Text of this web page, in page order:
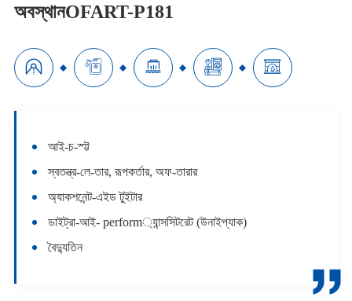
অবস্থানOFART-P181
    
আই-চ-স্ট্ট
স্বতন্ত্র-লে-তার, রূপকর্তার, অফ-তারার
অ্যাকশনেন্ট-এইড টুইটার
ডাইট্রা-আই- perform্যান্সসিটরেট (উনাইপ্যাক)
বৈদ্যুতিন
